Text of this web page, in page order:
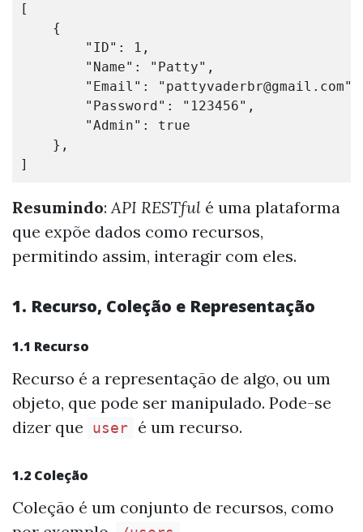
[
    {
        "ID": 1,
        "Name": "Patty",
        "Email": "
pattyvaderbr@gmail.com",
        "Password": "123456",
        "Admin": true
    },
Resumindo:API RESTful é uma plataforma
que expõe dados como recursos,
permitindo assim, interagir com eles.
1. Recurso, Coleção e Representação
1.1 Recurso
Recurso é a representação de algo, ou um
objeto, que pode ser manipulado. Pode-se
dizer que
user é um recurso.
1.2 Coleção
Coleção é um conjunto de recursos, como